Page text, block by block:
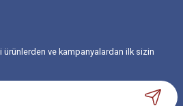
ürünlerden ve kampanyalardan ilk sizin